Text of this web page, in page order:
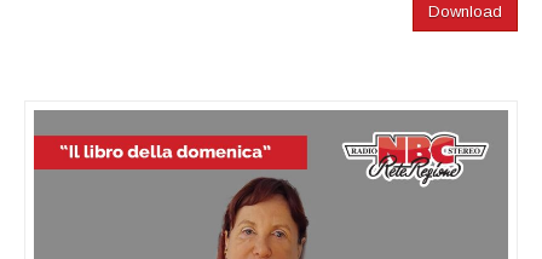
Download